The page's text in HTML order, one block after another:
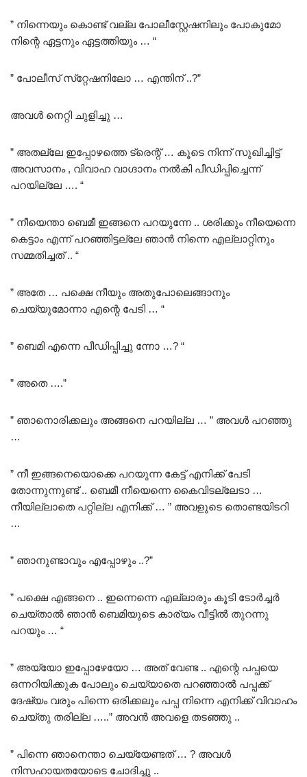
” നിന്നെയും കൊണ്ട് വല്ല പോലീസ്റ്റേഷനിലും പോകുമോ
നിന്റെ ഏട്ടനും ഏട്ടത്തിയും … “
” പോലീസ് സ്‌റ്റേഷനിലോ … എന്തിന് ..?”
അവൾ നെറ്റി ചുളിച്ചു …
” അതല്ലേ ഇപ്പോഴത്തെ ട്രെന്റ് … കൂടെ നിന്ന് സുഖിച്ചിട്ട്
അവസാനം , വിവാഹ വാഗ്ദാനം നൽകി പീഡിപ്പിച്ചെന്ന്
പറയില്ലേ …. “
” നീയെന്താ ബെമീ ഇങ്ങനെ പറയുന്നേ .. ശരിക്കും നീയെന്നെ
കെട്ടാം എന്ന് പറഞ്ഞിട്ടല്ലേ ഞാൻ നിന്നെ എല്ലാറ്റിനും
സമ്മതിച്ചത് .. “
” അതേ … പക്ഷെ നീയും അതുപോലെങ്ങാനും
ചെയ്യുമോന്നാ എന്റെ പേടി … “
” ബെമി എന്നെ പീഡിപ്പിച്ചു ന്നോ …? “
” അതെ ….”
” ഞാനൊരിക്കലും അങ്ങനെ പറയില്ല … ” അവൾ പറഞ്ഞു
…
” നീ ഇങ്ങനെയൊക്കെ പറയുന്ന കേട്ട് എനിക്ക് പേടി
തോന്നുന്നുണ്ട് .. ബെമീ നീയെന്നെ കൈവിടല്ലേടാ …
നീയില്ലാതെ പറ്റില്ല എനിക്ക് … ” അവളുടെ തൊണ്ടയിടറി
…
” ഞാനുണ്ടാവും എപ്പോഴും ..?”
” പക്ഷെ എങ്ങനെ .. ഇന്നെന്നെ എല്ലാരും കൂടി ടോർച്ചർ
ചെയ്താൽ ഞാൻ ബെമിയുടെ കാര്യം വീട്ടിൽ തുറന്നു
പറയും … “
” അയ്യോ ഇപ്പോഴേയോ … അത് വേണ്ട .. എന്റെ പപ്പയെ
ഒന്നറിയിക്കുക പോലും ചെയ്യാതെ പറഞ്ഞാൽ പപ്പക്ക്
ദേഷ്യം വരും പിന്നെ ഒരിക്കലും പപ്പ നിന്നെ എനിക്ക് വിവാഹം
ചെയ്തു തരില്ല …..” അവൻ അവളെ തടഞ്ഞു ..
” പിന്നെ ഞാനെന്താ ചെയ്യേണ്ടത് … ? അവൾ
നിസഹായതയോടെ ചോദിച്ചു ..